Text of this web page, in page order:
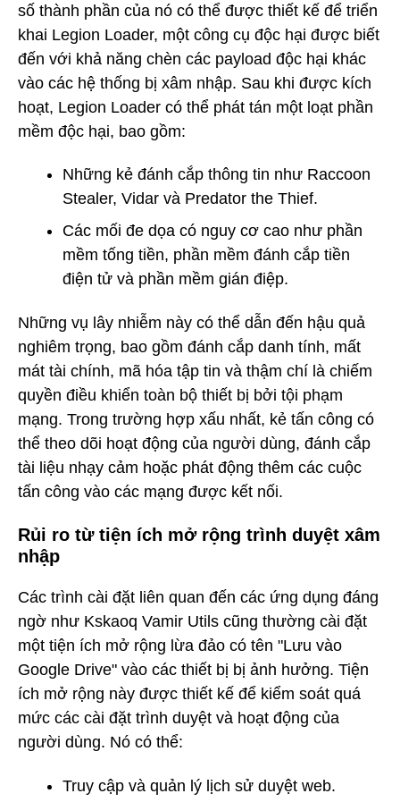
số thành phần của nó có thể được thiết kế để triển
khai Legion Loader, một công cụ độc hại được biết
đến với khả năng chèn các payload độc hại khác
vào các hệ thống bị xâm nhập. Sau khi được kích
hoạt, Legion Loader có thể phát tán một loạt phần
mềm độc hại, bao gồm:
Những kẻ đánh cắp thông tin như Raccoon
Stealer, Vidar và Predator the Thief.
Các mối đe dọa có nguy cơ cao như phần
mềm tống tiền, phần mềm đánh cắp tiền
điện tử và phần mềm gián điệp.
Những vụ lây nhiễm này có thể dẫn đến hậu quả
nghiêm trọng, bao gồm đánh cắp danh tính, mất
mát tài chính, mã hóa tập tin và thậm chí là chiếm
quyền điều khiển toàn bộ thiết bị bởi tội phạm
mạng. Trong trường hợp xấu nhất, kẻ tấn công có
thể theo dõi hoạt động của người dùng, đánh cắp
tài liệu nhạy cảm hoặc phát động thêm các cuộc
tấn công vào các mạng được kết nối.
Rủi ro từ tiện ích mở rộng trình duyệt xâm
nhập
Các trình cài đặt liên quan đến các ứng dụng đáng
ngờ như Kskaoq Vamir Utils cũng thường cài đặt
một tiện ích mở rộng lừa đảo có tên "Lưu vào
Google Drive" vào các thiết bị bị ảnh hưởng. Tiện
ích mở rộng này được thiết kế để kiểm soát quá
mức các cài đặt trình duyệt và hoạt động của
người dùng. Nó có thể:
Truy cập và quản lý lịch sử duyệt web.